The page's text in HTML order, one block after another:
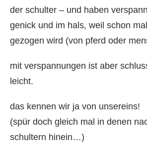
der schulter – und haben
genick und im hals, weil schon
gezogen wird (von pferd oder
mit verspannungen ist aber
leicht.
das kennen wir ja von unsereins!
(spür doch gleich mal in denen
schultern hinein…)